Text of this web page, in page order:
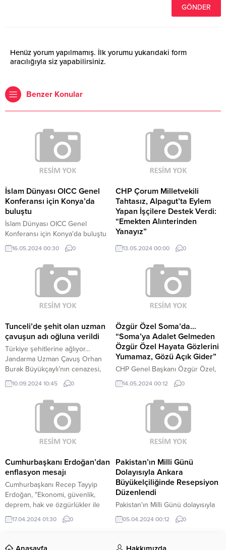
Henüz yorum yapılmamış. İlk yorumu yukarıdaki form
aracılığıyla siz yapabilirsiniz.
Benzer Konular
İslam Dünyası OICC Genel
Konferansı için Konya’da
buluştu
İslam Dünyası OICC Genel
Konferansı için Konya'da buluştu
Konya Büyükşehir Belediye
Başkanı Altay: "İsrail'in Gazze'deki
zulmünü unutmayacağız,
unutturmayacağız.
16.05.2024 00:30 0
CHP Çorum Milletvekili
Tahtasız, Alpagut’ta Eylem
Yapan İşçilere Destek Verdi:
“Emekten Alınterinden
Yanayız”
Çorum’un Dodurga ilçesinde
bulunan Alpagut Linyit Kömür
işletmelerinde çalışan 88 işçi,
madende toprak kayması olduğu
iddiasıyla işletme yönetimi
tarafından 6 ay ücretsiz izne
çıkarıldı. Maden ocağına giderek
CHP Çorum Milletvekili "Emekten
alın terinden yanayız. Yani işçinin
çalışmasına elverişli değilse 88
kişi çalışamıyor da niye 50 kişi
çalışıyor" dedi.
13.05.2024 00:00 0
Tunceli’de şehit olan uzman
çavuşun adı oğluna verildi
Türkiye şehitlerine ağlıyor…
Jandarma Uzman Çavuş Orhan
Burak Büyükçaylı’nın cenazesi,
Elazığ’da düzenlenen törenin
ardından saat 14.30’da askeri
uçakla Süleyman Demirel
Havalimanı’na getirildi. CENAZE
TÖRENİ DÜZENLENDİ Isparta
Şehir Hastanesi morguna konulan
şehidin Türk bayrağına sarılı
alınması için önce babasının
evine, ardından da annesinin
yaşadığı eve götürüldü. Şehit...
10.09.2024 10:45 0
Özgür Özel Soma’da…
“Soma’ya Adalet Gelmeden
Özgür Özel Hayata Gözlerini
Yumamaz, Gözü Açık Gider”
CHP Genel Başkanı Özgür Özel,
Soma maden faciasının 10’uncu
yıl dönümü dolayısıyla geldiği
Soma’da, ilk olarak belediyeyi
ziyaret etti. Özel, burada “Soma
davası yeniden görülmelidir.
Soma davası yeniden
görülmüyorsa, adalete yapılan bu
görülmüyorsa Türkiye’de
normalleşme olmaz. Soma’daki
kanı yerde bırakırsam benim de
gözüm arkada gidecek. Soma’ya
adalet...
14.05.2024 00:12 0
Cumhurbaşkanı Erdoğan’dan
enflasyon mesajı
Cumhurbaşkanı Recep Tayyip
Erdoğan, "Ekonomi, güvenlik,
deprem, hak ve özgürlükler ile
terörle mücadele başta olmak
üzere acil sorunlarımıza
17.04.2024 01:30 0
Pakistan’ın Milli Günü
Dolayısıyla Ankara
Büyükelçiliğinde Resepsiyon
Düzenlendi
Pakistan'ın Milli Günü dolayısıyla
Ankara Büyükelçiliğinde
resepsiyon düzenlendi.
05.04.2024 00:12 0